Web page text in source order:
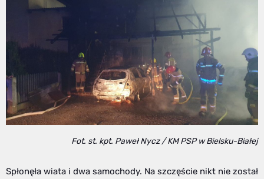
Fot. st. kpt. Paweł Nycz / KM PSP w Bielsku-Białej
Spłonęła wiata i dwa samochody. Na szczęście nikt nie został